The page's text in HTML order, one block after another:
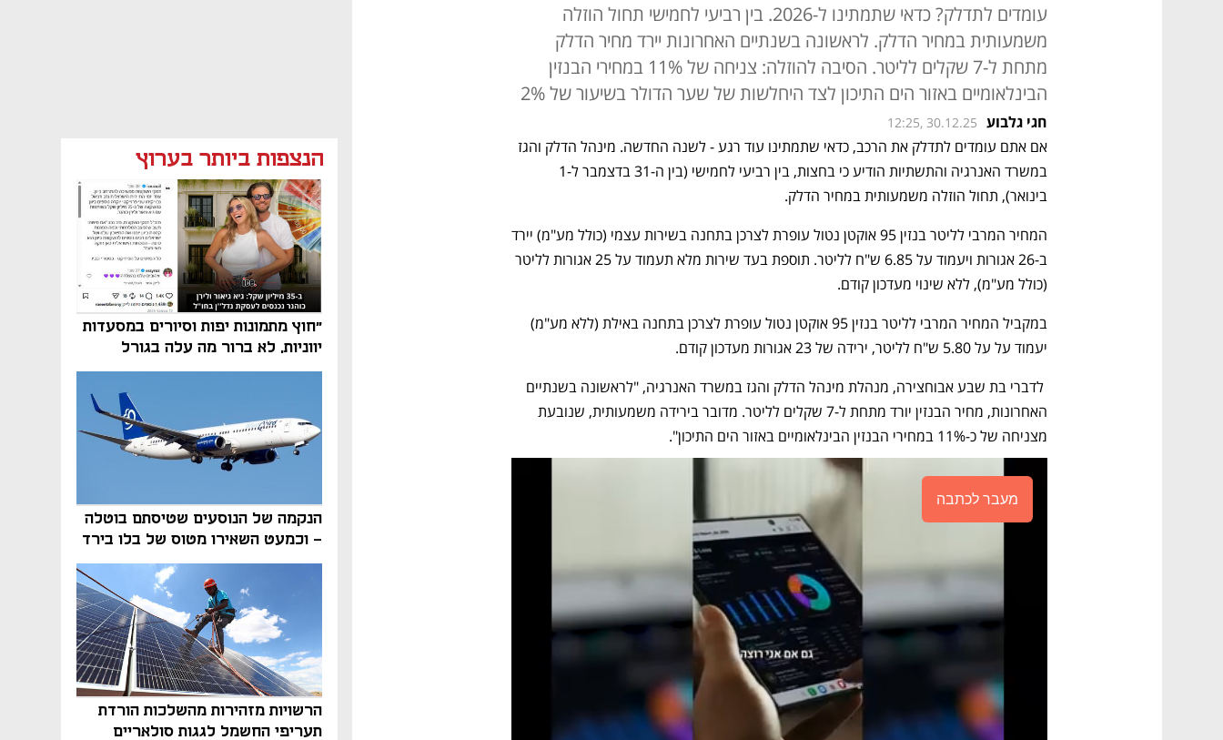
הנצפות ביותר בערוץ
"חוץ מתמונות יפות וסיורים במסעדות
יווניות, לא ברור מה עלה בגורל
פרויקט הנדל"ן"
הנקמה של הנוסעים שטיסתם בוטלה
- וכמעט השאירו מטוס של בלו בירד
על הקרקע
הרשויות מזהירות מהשלכות הורדת
תעריפי החשמל לגגות סולאריים
עומדים לתדלק? כדאי שתמתינו ל-2026. בין רביעי לחמישי תחול הוזלה
משמעותית במחיר הדלק. לראשונה בשנתיים האחרונות יירד מחיר הדלק
מתחת ל-7 שקלים לליטר. הסיבה להוזלה: צניחה של 11% במחירי הבנזין
הבינלאומיים באזור הים התיכון לצד היחלשות של שער הדולר בשיעור של 2%
חגי גלבוע 12:25, 30.12.25
בינואר), תחול הוזלה משמעותית במחיר הדלק.
(כולל מע"מ), ללא שינוי מעדכון קודם.
יעמוד על על 5.80 ש"ח לליטר, ירידה של 23 אגורות מעדכון קודם.
מצניחה של כ-11% במחירי הבנזין הבינלאומיים באזור הים התיכון".
מעבר לכתבה